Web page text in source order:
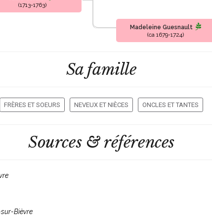
(1713-1763)
Madeleine Guesnault
(ca 1679-1724)
Sa famille
FRÈRES ET SOEURS NEVEUX ET NIÈCES ONCLES ET TANTES
Sources & références
sur-Bièvre